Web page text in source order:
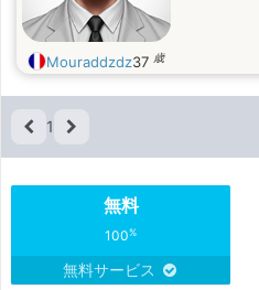
Mouraddzdz37 歳
1
無料
100%
無料サービス